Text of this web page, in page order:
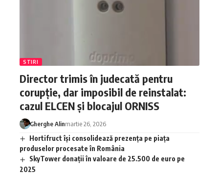
STIRI
Director trimis în judecată pentru
corupție, dar imposibil de reinstalat:
cazul ELCEN și blocajul ORNISS
Gherghe Alinmartie 26, 2026
Hortifruct își consolidează prezența pe piața
produselor procesate în România
SkyTower donații în valoare de 25.500 de euro pe
2025